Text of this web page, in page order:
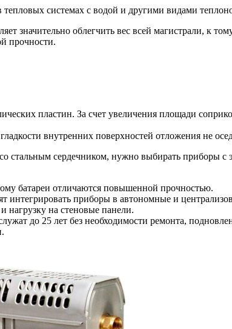
системах с водой и другими видами
значительно облегчить вес всей магистрали, к
прочности.
пластин. За счет увеличения площади
внутренних поверхностей отложения не
стальным сердечником, нужно выбирать
батареи отличаются повышенной прочностью.
интегрировать приборы в автономные и
на стеновые панели.
до 25 лет без необходимости ремонта,